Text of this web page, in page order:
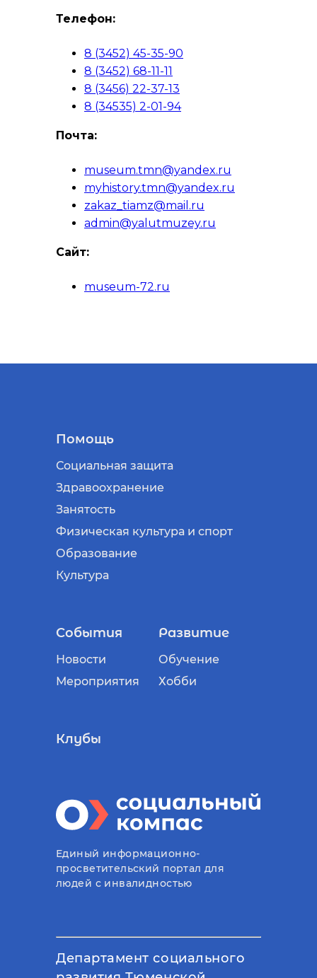
Телефон:
8 (3452) 45-35-90
8 (3452) 68-11-11
8 (3456) 22-37-13
8 (34535) 2-01-94
Почта:
museum.tmn@yandex.ru
myhistory.tmn@yandex.ru
zakaz_tiamz@mail.ru
admin@yalutmuzey.ru
Сайт:
museum-72.ru
Помощь
Социальная защита
Здравоохранение
Занятость
Физическая культура и спорт
Образование
Культура
События
Новости
Мероприятия
Развитие
Обучение
Хобби
Клубы
Единый информационно-
просветительский портал для
людей с инвалидностью
Департамент социального